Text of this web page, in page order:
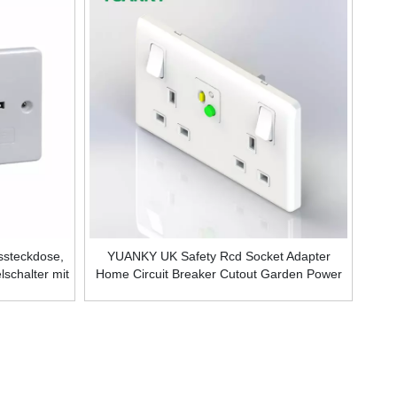
mit
YUANKY UK Safety Rcd Socket Adapter
Home Circuit Breaker Cutout Garden Power